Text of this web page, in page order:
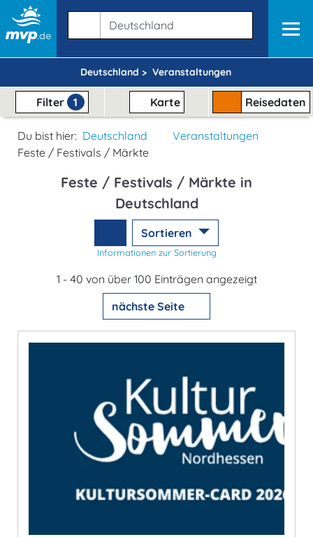
Deutschland > Veranstaltungen
Filter 1 Karte Reisedaten
Du bist hier: Deutschland
Veranstaltungen
Feste / Festivals / Märkte
Feste / Festivals / Märkte in
Deutschland
Sortieren
Informationen zur Sortierung
1 - 40 von über 100 Einträgen angezeigt
nächste Seite